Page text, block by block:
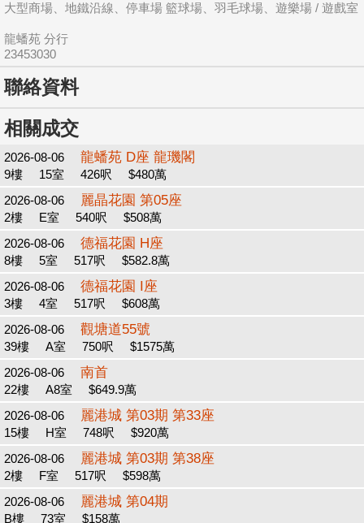
大型商場、地鐵沿線、停車場 籃球場、羽毛球場、遊樂場 / 遊戲室
龍蟠苑 分行
23453030
聯絡資料
相關成交
2026-08-06 龍蟠苑 D座 龍璣閣
9樓 15室 426呎
$480萬
2026-08-06
麗晶花園 第05座
2樓 E室 540呎
$508萬
2026-08-06
德福花園 H座
8樓 5室 517呎
$582.8萬
2026-08-06
德福花園 I座
3樓 4室 517呎
$608萬
2026-08-06
觀塘道55號
39樓 A室 750呎
$1575萬
2026-08-06
南首
22樓 A8室
$649.9萬
2026-08-06
麗港城 第03期 第33座
15樓 H室 748呎
$920萬
2026-08-06
麗港城 第03期 第38座
2樓 F室 517呎
$598萬
2026-08-06
麗港城 第04期
B樓 73室 $158萬